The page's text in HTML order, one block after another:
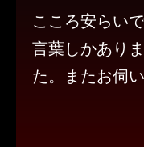
こころ安らい
言葉しかあり
た。またお伺い